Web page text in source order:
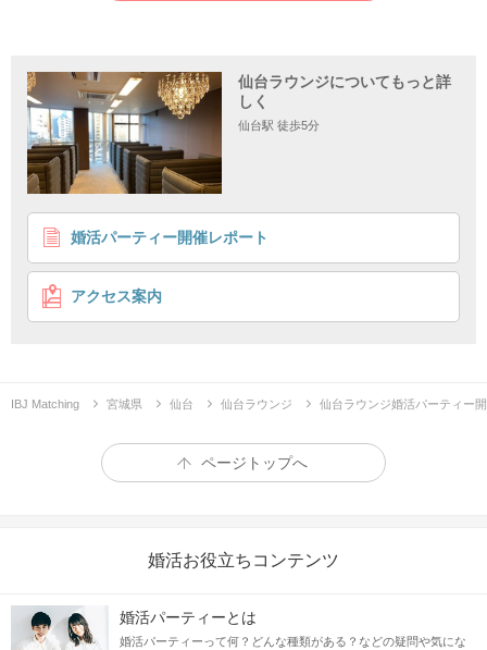
1 2 3 4
《警察官や公務員などの男性》
職場での出逢いが少ないみなさまへ
個室8対8 価値観が合う人がいい
仙台ラウンジについてもっと詳
しく
仙台駅 徒歩5分
婚活パーティー開催レポート
アクセス案内
IBJ Matching 宮城県 仙台 仙台ラウンジ 仙台ラウンジ婚活パーティー
ページトップへ
婚活お役立ちコンテンツ
婚活パーティーとは
婚活パーティーって何？どんな種類がある？などの疑問や気にな